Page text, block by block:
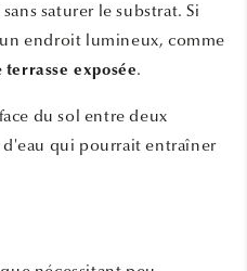
saturer le substrat. Si
endroit lumineux, comme
terrasse exposée.
du sol entre deux
d'eau qui pourrait entraîner